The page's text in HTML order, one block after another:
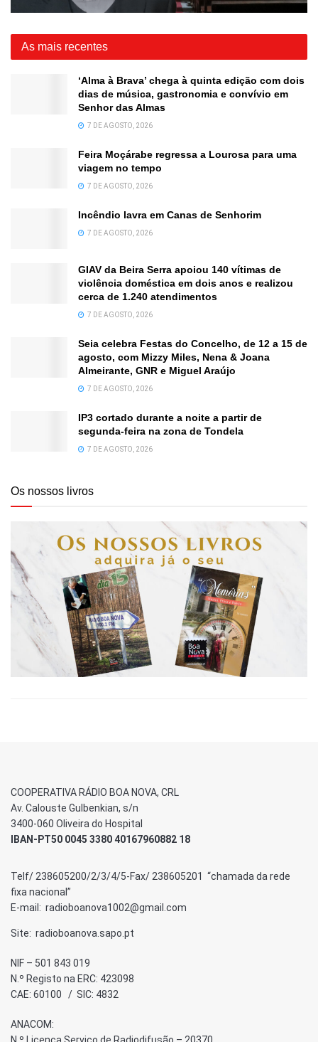
As mais recentes
‘Alma à Brava’ chega à quinta edição com dois
dias de música, gastronomia e convívio em
Senhor das Almas
7 DE AGOSTO, 2026
Feira Moçárabe regressa a Lourosa para uma
viagem no tempo
7 DE AGOSTO, 2026
Incêndio lavra em Canas de Senhorim
7 DE AGOSTO, 2026
GIAV da Beira Serra apoiou 140 vítimas de
violência doméstica em dois anos e realizou
cerca de 1.240 atendimentos
7 DE AGOSTO, 2026
Seia celebra Festas do Concelho, de 12 a 15 de
agosto, com Mizzy Miles, Nena & Joana
Almeirante, GNR e Miguel Araújo
7 DE AGOSTO, 2026
IP3 cortado durante a noite a partir de
segunda-feira na zona de Tondela
7 DE AGOSTO, 2026
Os nossos livros
COOPERATIVA RÁDIO BOA NOVA, CRL
Av. Calouste Gulbenkian, s/n
3400-060 Oliveira do Hospital
IBAN-PT50 0045 3380 40167960882 18
Telf/ 238605200/2/3/4/5-Fax/ 238605201 “chamada da rede
fixa nacional”
E-mail: radioboanova1002@gmail.com
Site: radioboanova.sapo.pt
NIF – 501 843 019
N.º Registo na ERC: 423098
CAE: 60100 / SIC: 4832
ANACOM:
N.º Licença Serviço de Radiodifusão – 20370